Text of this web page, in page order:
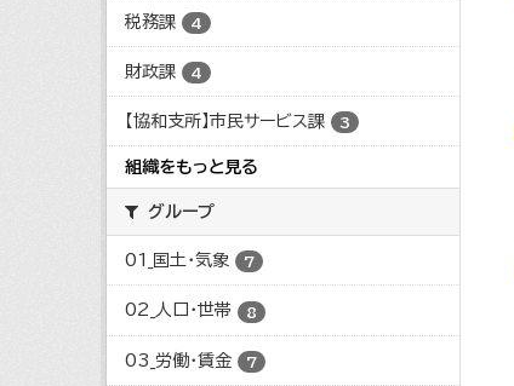
税務課 4
財政課 4
【協和支所】市民サービス課 3
組織をもっと見る
グループ
01_国土・気象 7
02_人口・世帯 8
03_労働・賃金 7